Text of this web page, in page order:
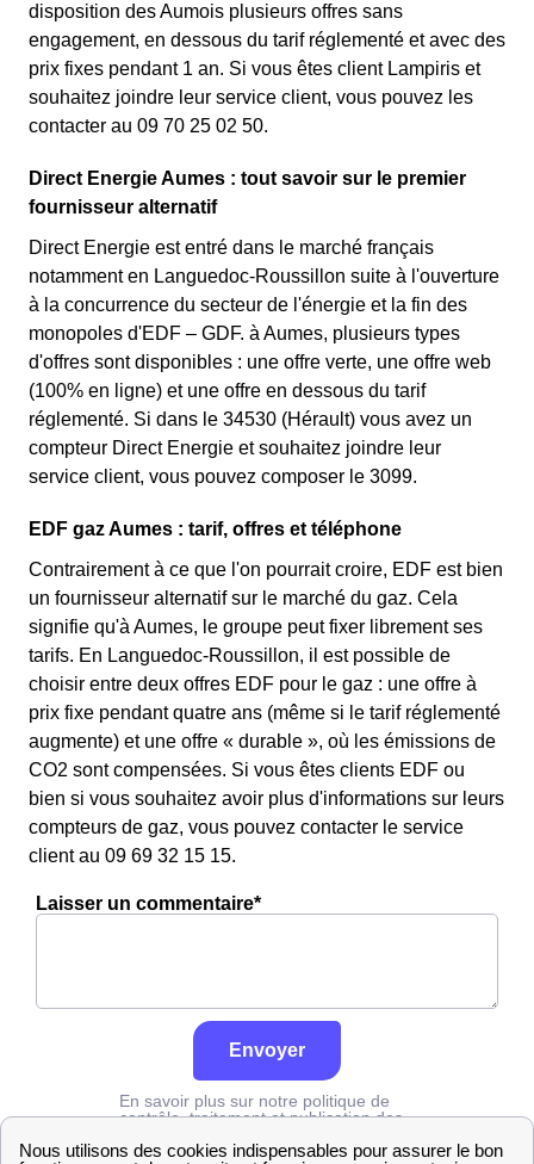
disposition des Aumois plusieurs offres sans
engagement, en dessous du tarif réglementé et avec des
prix fixes pendant 1 an. Si vous êtes client Lampiris et
souhaitez joindre leur service client, vous pouvez les
contacter au 09 70 25 02 50.
Direct Energie Aumes : tout savoir sur le premier
fournisseur alternatif
Direct Energie est entré dans le marché français
notamment en Languedoc-Roussillon suite à l'ouverture
à la concurrence du secteur de l'énergie et la fin des
monopoles d'EDF – GDF. à Aumes, plusieurs types
d'offres sont disponibles : une offre verte, une offre web
(100% en ligne) et une offre en dessous du tarif
réglementé. Si dans le 34530 (Hérault) vous avez un
compteur Direct Energie et souhaitez joindre leur
service client, vous pouvez composer le 3099.
EDF gaz Aumes : tarif, offres et téléphone
Contrairement à ce que l'on pourrait croire, EDF est bien
un fournisseur alternatif sur le marché du gaz. Cela
signifie qu'à Aumes, le groupe peut fixer librement ses
tarifs. En Languedoc-Roussillon, il est possible de
choisir entre deux offres EDF pour le gaz : une offre à
prix fixe pendant quatre ans (même si le tarif réglementé
augmente) et une offre « durable », où les émissions de
CO2 sont compensées. Si vous êtes clients EDF ou
bien si vous souhaitez avoir plus d'informations sur leurs
compteurs de gaz, vous pouvez contacter le service
client au 09 69 32 15 15.
Laisser un commentaire*
Envoyer
En savoir plus sur notre politique de
contrôle, traitement et publication des